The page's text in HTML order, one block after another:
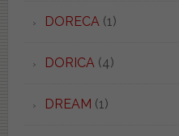
DORECA (1)
DORICA (4)
DREAM (1)